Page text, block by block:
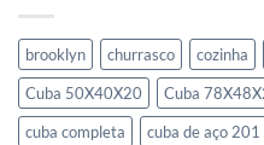
brooklyn churrasco cozinha
Cuba 50X40X20
Cuba
cuba completa
cuba de aço 201